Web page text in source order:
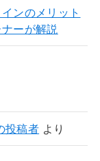
ンのメリット
ーが解説
投稿者 より